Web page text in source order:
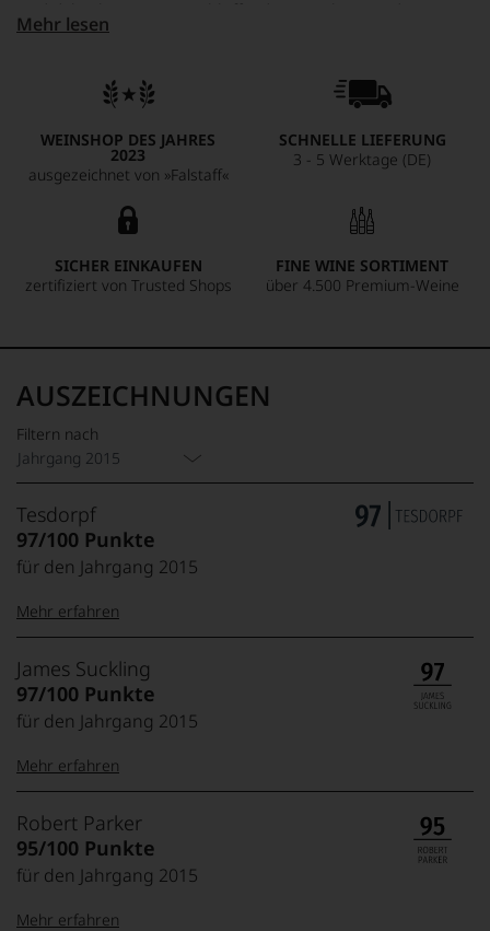
burgundisch anmutende Feinheit mit enormer
sich rotfruchtige Aromen von Kirschen und Beeren mit
Vanille, Lakritz und Mokka, und diese wiederum mit floralen
Gewürze wie Rosmarin bemerkbar. Der Geschmack ist saftig
mit geschmeidigen Tanninen, die Präsenz ist feingliedrig
und doch wieder so dicht und komplex mit großartiger
Länge. Kein Kraftpaket, sondern ein in feinsten Zwirn
gekleideter Gentleman. Und diese grandiose Gran Reserva
Mehr lesen
WEINSHOP DES JAHRES
2023
ausgezeichnet von »Falstaff«
SCHNELLE LIEFERUNG
3 - 5 Werktage (DE)
SICHER EINKAUFEN
zertifiziert von Trusted Shops
FINE WINE SORTIMENT
über 4.500 Premium-Weine
AUSZEICHNUNGEN
Filtern nach
Jahrgang 2015
Tesdorpf
97/100 Punkte
für den Jahrgang 2015
99–100 Punkte:
95–98 Punkte:
85–89 Punkte:
Tesdorpf
Der
Name
Tesdorpf
für
»Fine
Wine«,
für
die
edlen
der
Mehr erfahren
James Suckling
97/100 Punkte
für den Jahrgang 2015
100-95 Punkte:
90 Punkte und
James
Suckling
Der
Amerikaner
Suckling,
Mehr erfahren
Robert Parker
95/100 Punkte
für den Jahrgang 2015
Mehr erfahren